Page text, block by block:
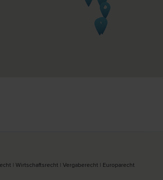
| Wirtschafts­recht | Vergabe­recht | Europa­recht